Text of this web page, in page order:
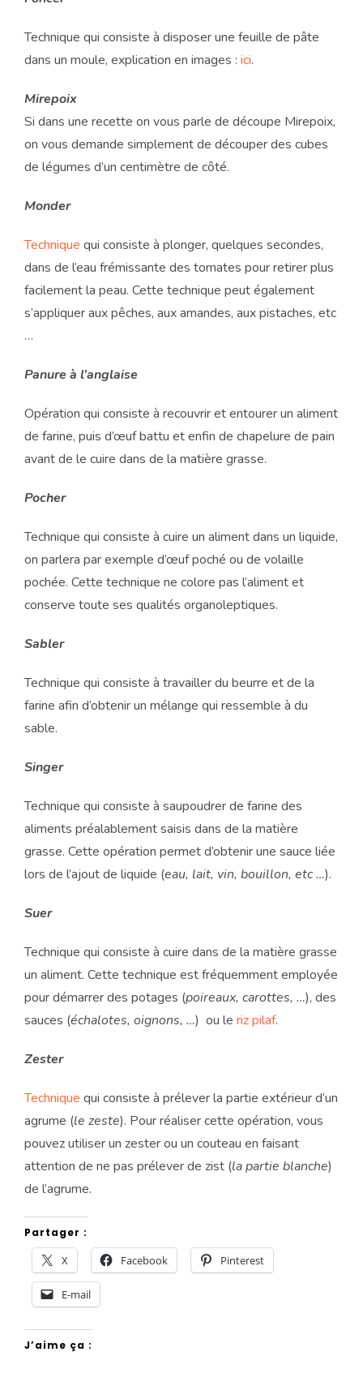
Technique qui consiste à disposer une feuille de pâte
dans un moule, explication en images : ici.
Mirepoix
Si dans une recette on vous parle de découpe Mirepoix,
on vous demande simplement de découper des cubes
de légumes d’un centimètre de côté.
Monder
Technique qui consiste à plonger, quelques secondes,
dans de l’eau frémissante des tomates pour retirer plus
facilement la peau. Cette technique peut également
s’appliquer aux pêches, aux amandes, aux pistaches, etc
…
Panure à l’anglaise
Opération qui consiste à recouvrir et entourer un aliment
de farine, puis d’œuf battu et enfin de chapelure de pain
avant de le cuire dans de la matière grasse.
Pocher
Technique qui consiste à cuire un aliment dans un liquide,
on parlera par exemple d’œuf poché ou de volaille
pochée. Cette technique ne colore pas l’aliment et
conserve toute ses qualités organoleptiques.
Sabler
Technique qui consiste à travailler du beurre et de la
farine afin d’obtenir un mélange qui ressemble à du
sable.
Singer
Technique qui consiste à saupoudrer de farine des
aliments préalablement saisis dans de la matière
grasse. Cette opération permet d’obtenir une sauce liée
lors de l’ajout de liquide (eau, lait, vin, bouillon, etc …).
Suer
Technique qui consiste à cuire dans de la matière grasse
un aliment. Cette technique est fréquemment employée
pour démarrer des potages (poireaux, carottes, …), des
sauces (échalotes, oignons, …) ou le riz pilaf.
Zester
Technique qui consiste à prélever la partie extérieur d’un
agrume (le zeste). Pour réaliser cette opération, vous
pouvez utiliser un zester ou un couteau en faisant
attention de ne pas prélever de zist (la partie blanche)
de l’agrume.
Partager :
X Facebook Pinterest
E-mail
J’aime ça :